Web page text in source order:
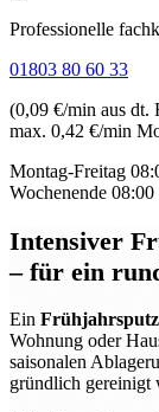
Professionelle
01803 80 60 33
(0,09 €/min aus dt.
max. 0,42 €/min
Montag-Freitag
Wochenende 08:00
Intensiver
– für ein
Ein
Wohnung oder
saisonalen
gründlich gereinigt